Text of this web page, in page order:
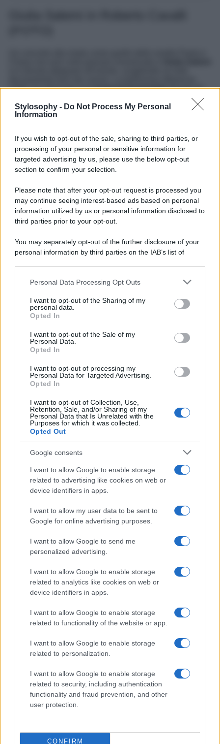
Stylosophy - Do Not Process My Personal
Information
If you wish to opt-out of the sale, sharing to third parties, or
processing of your personal or sensitive information for
targeted advertising by us, please use the below opt-out
section to confirm your selection.
Please note that after your opt-out request is processed you
may continue seeing interest-based ads based on personal
information utilized by us or personal information disclosed to
third parties prior to your opt-out.
You may separately opt-out of the further disclosure of your
personal information by third parties on the IAB’s list of
This information may also be disclosed by us to third parties
disclose it to other third parties.
Please note that this website/app uses one or more Google
services and may gather and store information including but
not limited to your visit or usage behaviour. You may click to
grant or deny consent to Google and its third-party tags to
consent section.
Personal Data Processing Opt Outs
I want to opt-out of the Sharing of my
personal data.
Opted In
I want to opt-out of the Sale of my
Personal Data.
Opted In
I want to opt-out of processing my
Personal Data for Targeted Advertising.
Opted In
I want to opt-out of Collection, Use,
Retention, Sale, and/or Sharing of my
Personal Data that Is Unrelated with the
Purposes for which it was collected.
Opted Out
Google consents
I want to allow Google to enable storage
related to advertising like cookies on web or
device identifiers in apps.
I want to allow my user data to be sent to
Google for online advertising purposes.
I want to allow Google to send me
personalized advertising.
I want to allow Google to enable storage
related to analytics like cookies on web or
device identifiers in apps.
I want to allow Google to enable storage
related to functionality of the website or app.
I want to allow Google to enable storage
related to personalization.
I want to allow Google to enable storage
related to security, including authentication
functionality and fraud prevention, and other
user protection.
CONFIRM
infatti, ha indossato unajumpsuit leopardatafirmata da
2150
euro.
COME IL MARE 2…
Un costo stellare per la tuta intera con stampa animali che
Giulia ha abbinato ad un paio di scarpe a punta
trasparenti con un vertiginoso tacco oro. Completano il
perfetto per la serata mondana. Giulia ha mostrato di
essere felicissima per aver potuto conoscere le due artiste
che stima molto e ha documentato il tutto con una serie di
foto suInstagram.
Leggi anche
Casa
rigogliosa: non commettere
Moda
Emma segue il trend di
animalier ma con un tocco più
glamour!
Viaggi
località da non perdere per
una vacanza al fresco
Viaggi
Isola di Vulcano, cosa vedere
e fare: spiagge, trekking e
luoghi da non perdere
del 21/07/2022